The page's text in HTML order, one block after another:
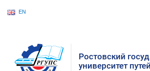
EN
Ростовский
университет